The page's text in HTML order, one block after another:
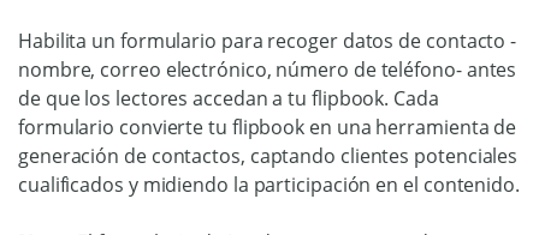
Habilita un formulario para recoger datos de contacto -
nombre, correo electrónico, número de teléfono- antes
de que los lectores accedan a tu flipbook. Cada
formulario convierte tu flipbook en una herramienta de
generación de contactos, captando clientes potenciales
cualificados y midiendo la participación en el contenido.